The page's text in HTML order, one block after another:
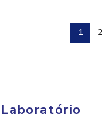
1 2
Laboratório